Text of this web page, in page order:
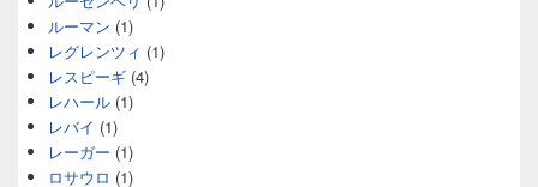
ルーマン (1)
レグレンツィ (1)
レスピーギ (4)
レハール (1)
レバイ (1)
レーガー (1)
ロサウロ (1)